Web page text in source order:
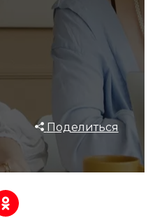
Поделиться